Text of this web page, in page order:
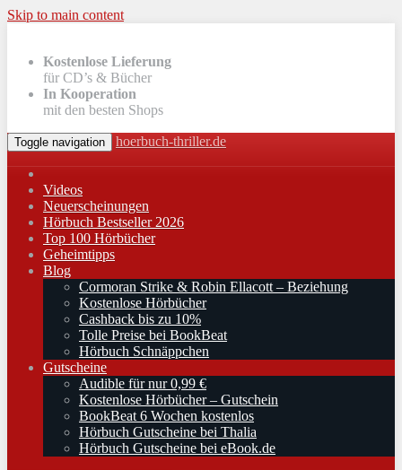
Skip to main content
Kostenlose Lieferung
für CD’s & Bücher
In Kooperation
mit den besten Shops
Toggle navigation hoerbuch-thriller.de
Videos
Neuerscheinungen
Hörbuch Bestseller 2026
Top 100 Hörbücher
Geheimtipps
Blog
Cormoran Strike & Robin Ellacott – Beziehung
Kostenlose Hörbücher
Cashback bis zu 10%
Tolle Preise bei BookBeat
Hörbuch Schnäppchen
Gutscheine
Audible für nur 0,99 €
Kostenlose Hörbücher – Gutschein
BookBeat 6 Wochen kostenlos
Hörbuch Gutscheine bei Thalia
Hörbuch Gutscheine bei eBook.de